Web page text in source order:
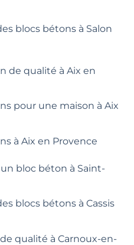
blocs bétons à Salon
de qualité à Aix en
pour une maison à Aix
à Aix en Provence
bloc béton à Saint-
blocs bétons à Cassis
qualité à Carnoux-en-